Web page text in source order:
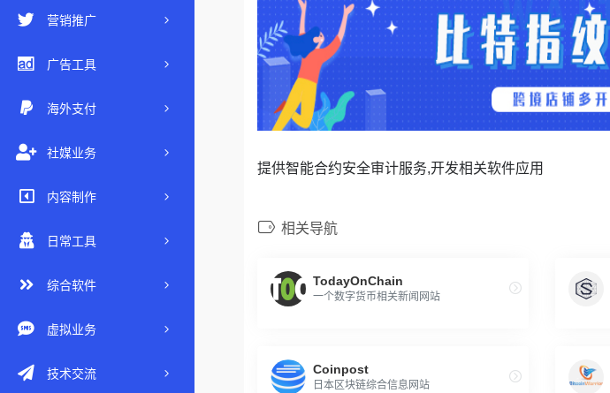
营销推广
广告工具
海外支付
社媒业务
内容制作
日常工具
综合软件
虚拟业务
技术交流
提供智能合约安全审计服务,开发相关软件应用
相关导航
TodayOnChain
一个数字货币相关新闻网站
Coinpost
日本区块链综合信息网站